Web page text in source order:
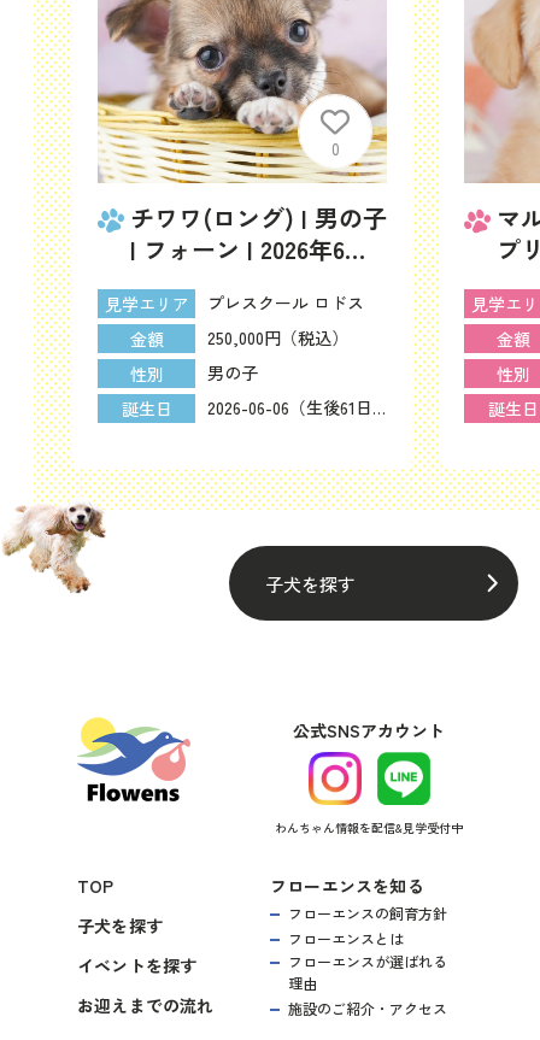
0
チワワ(ロング) | 男の子
| フォーン | 2026年6月6
日（ID:dog-10008140）
見学エリア
プレスクール ロドス
金額
250,000円（税込）
性別
男の子
誕生日
2026-06-06（生後61日）
マ
プ
4日
見学エ
金額
性別
誕生日
子犬を探す
公式SNSアカウント
わんちゃん情報を配信&見学受付中
TOP
子犬を探す
イベントを探す
お迎えまでの流れ
フローエンスを知る
フローエンスの飼育方針
フローエンスとは
フローエンスが選ばれる
理由
施設のご紹介・アクセス